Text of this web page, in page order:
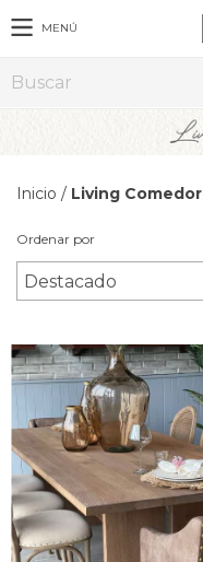
MENÚ
Inicio / Living Comedor
Ordenar por